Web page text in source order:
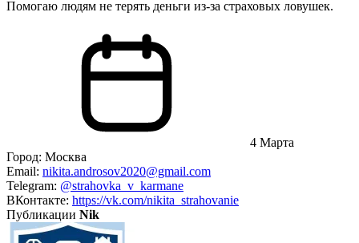
Помогаю людям не терять деньги из-за страховых ловушек.
4 Марта
Город: Москва
Email: nikita.androsov2020@gmail.com
Telegram: @strahovka_v_karmane
ВКонтакте: https://vk.com/nikita_strahovanie
Публикации Nik